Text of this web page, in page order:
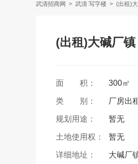
武清招商网 > 武清 写字楼 > (出租)
(出租)大碱厂
面 积： 300㎡
类 别： 厂房出
规划用途： 暂无
土地使用权： 暂无
详细地址： 大碱厂